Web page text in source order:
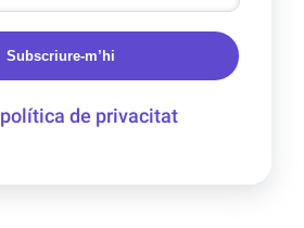
Subscriure-m’hi
política de privacitat